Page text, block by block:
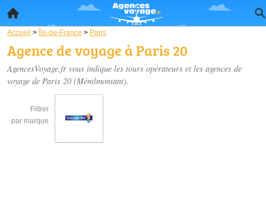
Accueil > Île-de-France > Paris
Agence de voyage à Paris 20
AgencesVoyage.fr vous indique les tours opérateurs et les agences de
voyage de Paris 20 (Ménilmontant).
Filtrer
par marque